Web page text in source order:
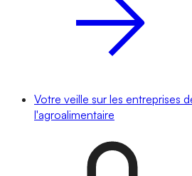
Votre veille sur les entreprises
l'agroalimentaire